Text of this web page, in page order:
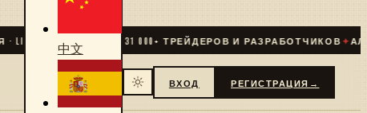
✦ СООБЩЕСТВО 31 000+ ТРЕЙДЕРОВ И РАЗРАБОТЧИКОВ✦
中文
ВХОД РЕГИСТРАЦИЯ →